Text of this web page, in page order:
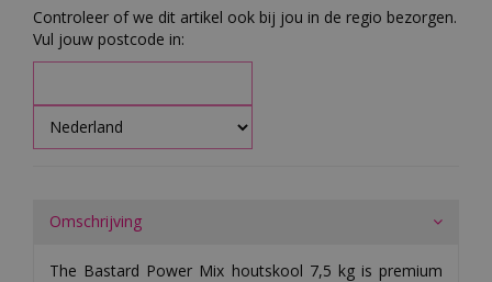
Controleer of we dit artikel ook bij jou in de regio bezorgen.
Vul jouw postcode in:
Omschrijving
The Bastard Power Mix houtskool 7,5 kg is premium